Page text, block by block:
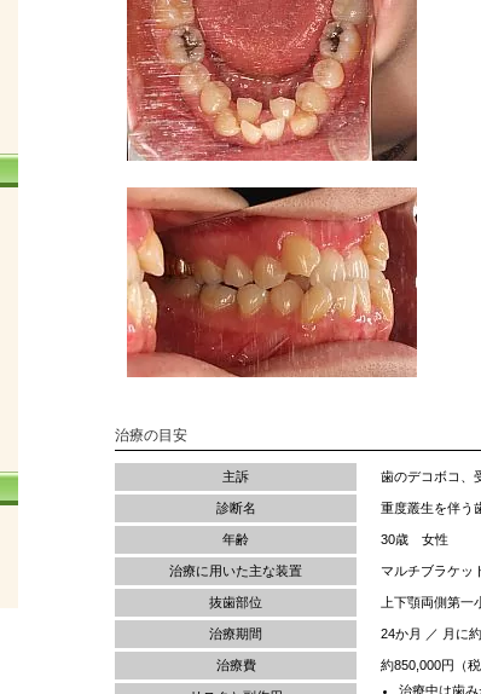
治療の目安
主訴 歯のデコボコ、
診断名 重度叢生を伴う
年齢 30歳 女性
治療に用いた主な装置 マルチブラケッ
抜歯部位 上下顎両側第一
治療期間 24か月 ／ 月に
治療費 約850,000円（税
治療中は歯